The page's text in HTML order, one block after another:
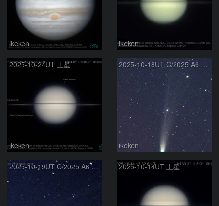
ikeken ikeken
2025-10-24UT 土星
ikeken
2025-10-18UT C/2025 A6 レモン彗星
ikeken
2025-10-19UT C/2025 A6 レモン彗星 2025-10-14UT 土星